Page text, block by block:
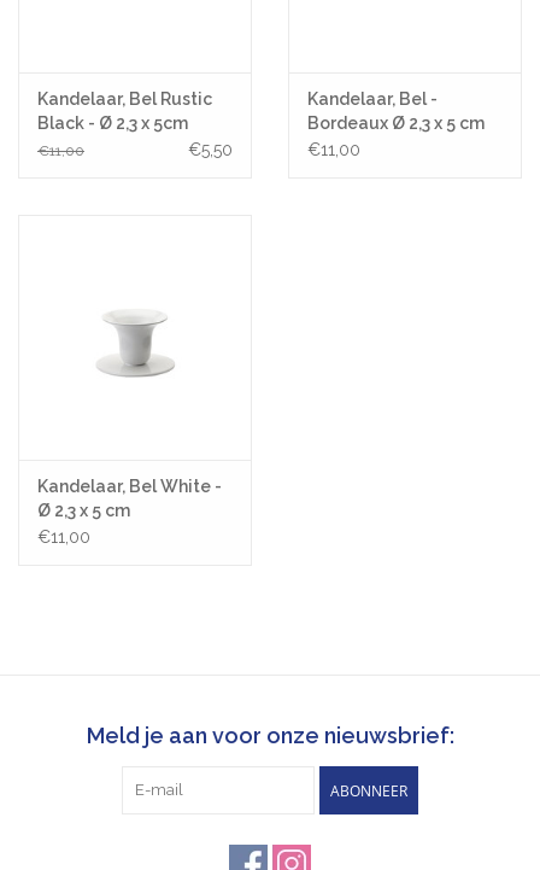
Knip de lont tot ca. 1 cm voor gebruik om walmen te
voorkomen. Zet de kaars niet in de tocht, en doof ze idealiter
door de lont in het vloeibare kaarsvet te dopen voor een
Kandelaar, Bel Rustic
Black - Ø 2,3 x 5cm
€11,00 €5,50
Kandelaar, Bel -
Bordeaux Ø 2,3 x 5 cm
€11,00
Kandelaar, Bel White -
Ø 2,3 x 5 cm
€11,00
Meld je aan voor onze nieuwsbrief:
ABONNEER